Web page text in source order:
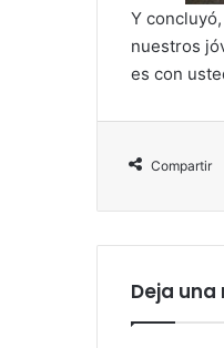
Y
nuestros
es con
Compartir
Deja